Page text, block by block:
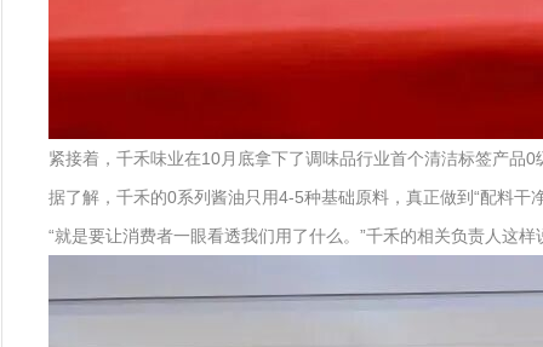
紧接着，千禾味业在10月底拿下了调味品行业首个清洁标签产品
据了解，千禾的0系列酱油只用4-5种基础原料，真正做到“配料
“就是要让消费者一眼看透我们用了什么。”千禾的相关负责人这样